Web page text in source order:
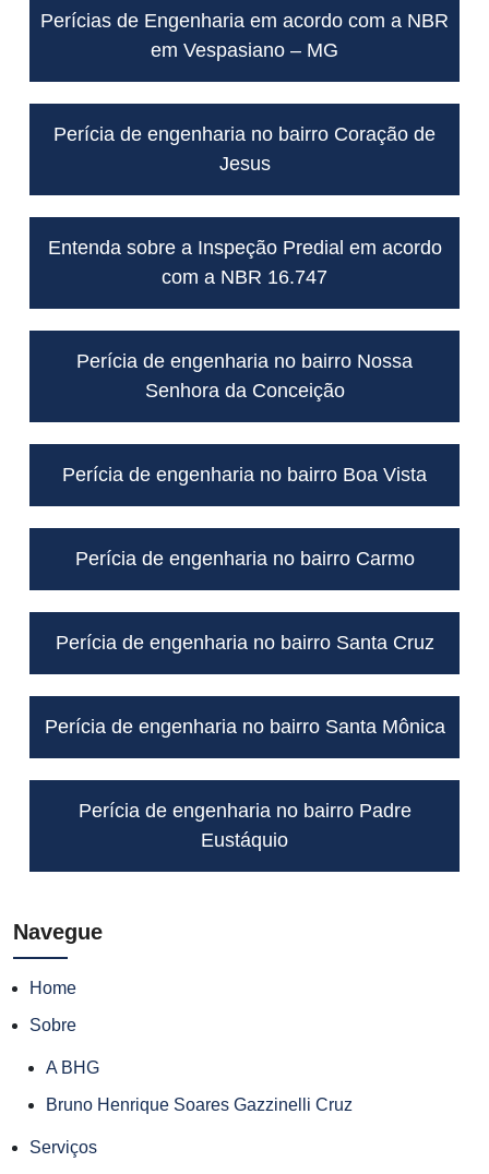
Perícias de Engenharia em acordo com a NBR
em Vespasiano – MG
Perícia de engenharia no bairro Coração de
Jesus
Entenda sobre a Inspeção Predial em acordo
com a NBR 16.747
Perícia de engenharia no bairro Nossa
Senhora da Conceição
Perícia de engenharia no bairro Boa Vista
Perícia de engenharia no bairro Carmo
Perícia de engenharia no bairro Santa Cruz
Perícia de engenharia no bairro Santa Mônica
Perícia de engenharia no bairro Padre
Eustáquio
Navegue
Home
Sobre
A BHG
Bruno Henrique Soares Gazzinelli Cruz
Serviços